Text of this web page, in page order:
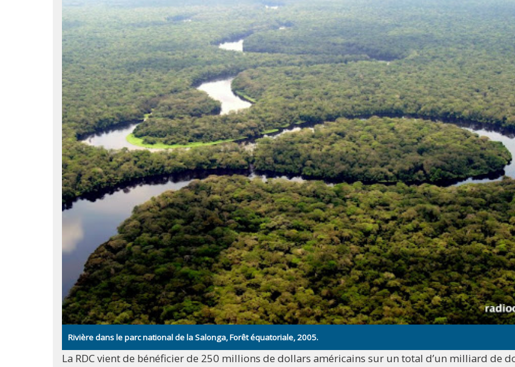
Rivière dans le parc national de la Salonga, Forêt équatoriale, 2005.
La RDC vient de bénéficier de 250 millions de dollars américains sur un total d’un milliard de